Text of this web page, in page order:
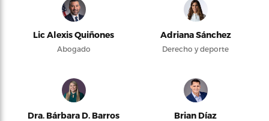
Lic Alexis Quiñones
Abogado
Adriana Sánchez
Derecho y deporte
Dra. Bárbara D. Barros Brian Díaz